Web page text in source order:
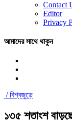
Contact
Editor
Privacy
আমাদের সাথে থাকুন
/বিশ্বজুড়ে
১৩৫ শতাংশ